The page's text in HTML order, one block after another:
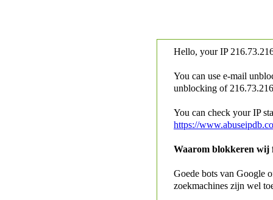
Hello, your IP
You can use e-mail
unblocking of
You can check your IP
https://
Waarom blokkeren wij
Goede bots van Google
zoekmachines zijn wel